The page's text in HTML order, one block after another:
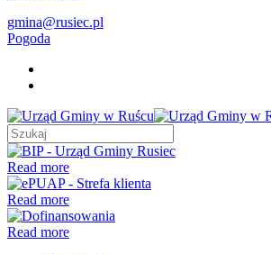
gmina@rusiec.pl
Pogoda
Read more
Read more
Read more